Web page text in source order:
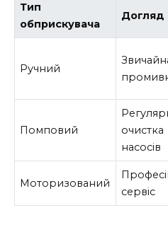
Тип
обприскувача
Догляд
Ручний
Помповий
очистка
насосів
Моторизований
сервіс